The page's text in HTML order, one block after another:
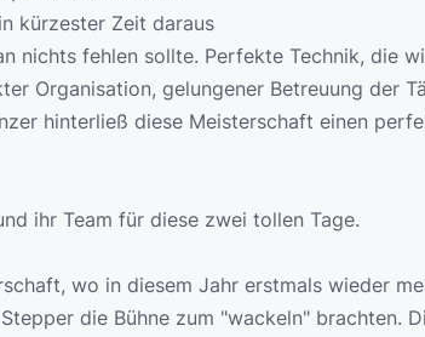
kürzester Zeit daraus
nichts fehlen sollte. Perfekte Technik, die
Organisation, gelungener Betreuung der
hinterließ diese Meisterschaft einen
ihr Team für diese zwei tollen Tage.
wo in diesem Jahr erstmals wieder
die Bühne zum "wackeln" brachten.